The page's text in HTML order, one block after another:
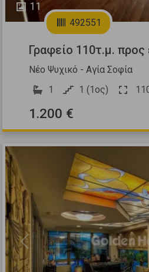
11
492551
Γραφείο 110τ.μ. προς
Νέο Ψυχικό - Αγία Σοφία
1
1 (1ος)
1.200 €
Previous